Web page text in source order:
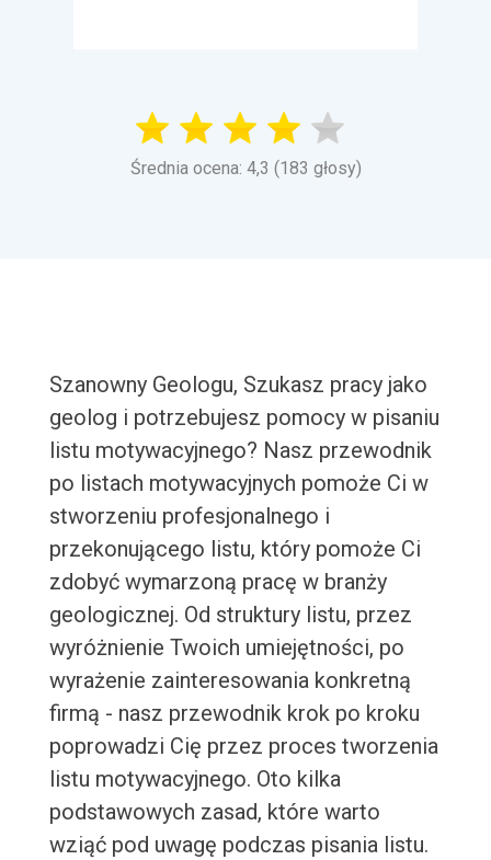
Średnia ocena: 4,3 (183 głosy)
Szanowny Geologu, Szukasz pracy jako
geolog i potrzebujesz pomocy w pisaniu
listu motywacyjnego? Nasz przewodnik
po listach motywacyjnych pomoże Ci w
stworzeniu profesjonalnego i
przekonującego listu, który pomoże Ci
zdobyć wymarzoną pracę w branży
geologicznej. Od struktury listu, przez
wyróżnienie Twoich umiejętności, po
wyrażenie zainteresowania konkretną
firmą - nasz przewodnik krok po kroku
poprowadzi Cię przez proces tworzenia
listu motywacyjnego. Oto kilka
podstawowych zasad, które warto
wziąć pod uwagę podczas pisania listu.